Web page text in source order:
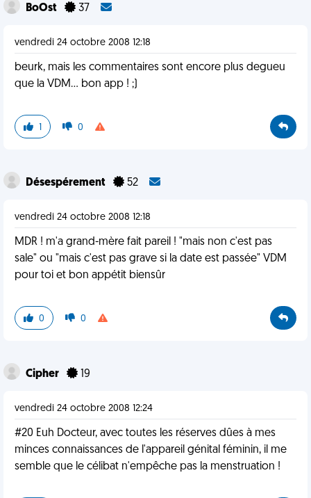
BoOst 37
vendredi 24 octobre 2008 12:18
beurk, mais les commentaires sont encore plus degueu
que la VDM... bon app ! ;)
1 0
Désespérement 52
vendredi 24 octobre 2008 12:18
MDR ! m'a grand-mère fait pareil ! "mais non c'est pas
sale" ou "mais c'est pas grave si la date est passée" VDM
pour toi et bon appétit biensûr
0 0
Cipher 19
vendredi 24 octobre 2008 12:24
#20 Euh Docteur, avec toutes les réserves dûes à mes
minces connaissances de l'appareil génital féminin, il me
semble que le célibat n'empêche pas la menstruation !